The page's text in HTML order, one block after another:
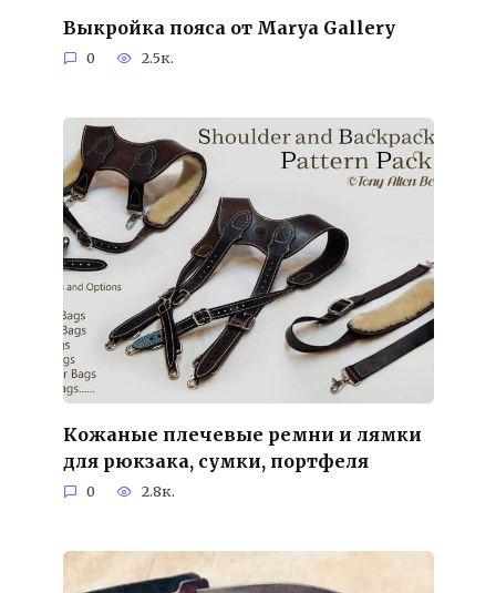
Выкройка пояса от Marya Gallery
0 2.5к.
Кожаные плечевые ремни и лямки
для рюкзака, сумки, портфеля
0 2.8к.